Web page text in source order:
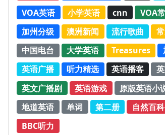
VOA英语
小学英语 cnn VOA
加州分级
澳洲新闻 流行歌曲
中国电台
大学英语 Treasures
英语广播
听力精选 英语播客
英文广播剧
英语游戏 原版英语小
地道英语
单词 第二册 自然百科
BBC听力